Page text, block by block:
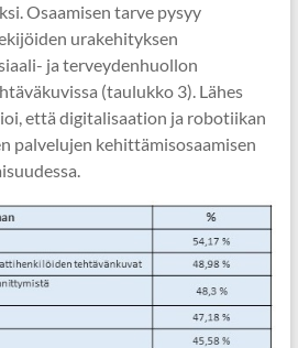
Osaamisen tarve pysyy
urakehityksen
ja terveydenhuollon
(taulukko 3). Lähes
että digitalisaation ja robotiikan
palvelujen kehittämisosaamisen